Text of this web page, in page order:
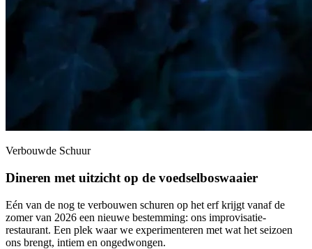
Verbouwde Schuur
Dineren met uitzicht op de voedselboswaaier
Eén van de nog te verbouwen schuren op het erf krijgt vanaf de
zomer van 2026 een nieuwe bestemming: ons improvisatie-
restaurant. Een plek waar we experimenteren met wat het seizoen
ons brengt, intiem en ongedwongen.